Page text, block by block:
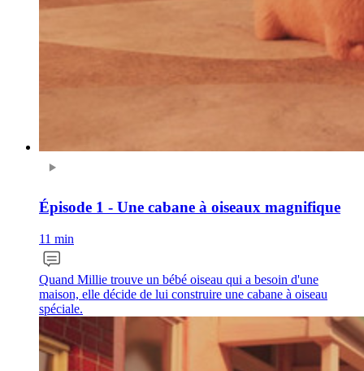
Épisode 1 - Une cabane à oiseaux magnifique
11 min
Quand Millie trouve un bébé oiseau qui a besoin d'une
maison, elle décide de lui construire une cabane à oiseau
spéciale.